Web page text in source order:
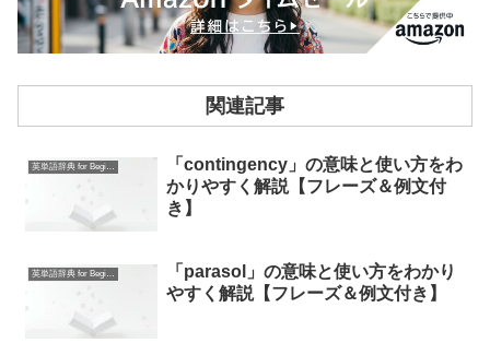
関連記事
英単語辞典 for Beginners
「contingency」の意味と使い方をわ
かりやすく解説【フレーズ＆例文付
き】
英単語辞典 for Beginners
「parasol」の意味と使い方をわかり
やすく解説【フレーズ＆例文付き】